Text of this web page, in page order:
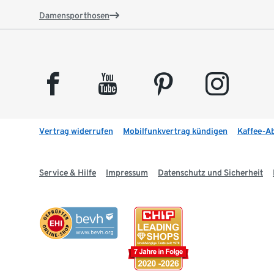
Damensporthosen
facebook youtube pinterest instagram
Vertrag widerrufen Mobilfunkvertrag kündigen Kaffee-
Service & Hilfe Impressum Datenschutz und Sicherheit